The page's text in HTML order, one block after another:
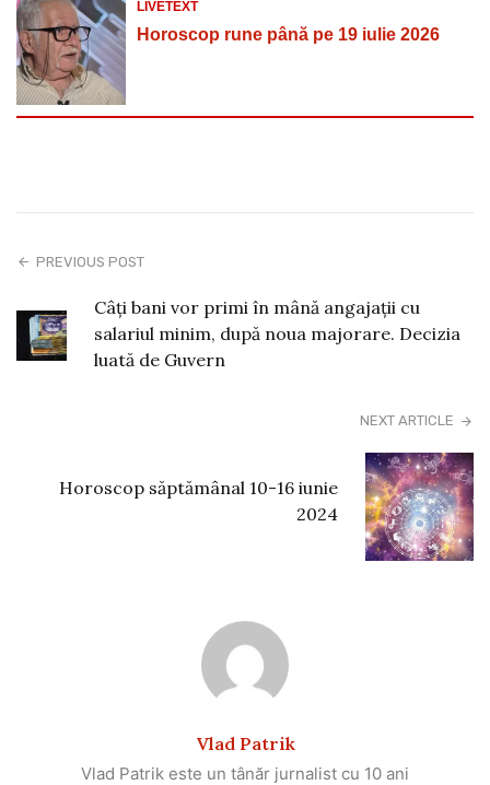
LIVETEXT
Horoscop rune până pe 19 iulie 2026
PREVIOUS POST
Câți bani vor primi în mână angajații cu
salariul minim, după noua majorare. Decizia
luată de Guvern
NEXT ARTICLE
Horoscop săptămânal 10-16 iunie
2024
Vlad Patrik
Vlad Patrik este un tânăr jurnalist cu 10 ani